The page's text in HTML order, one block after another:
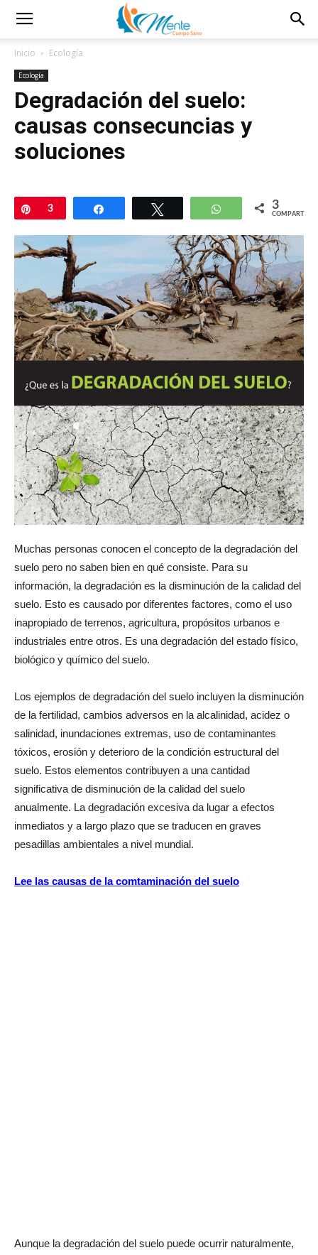
Inicio Ecología
Ecología
Degradación del suelo:
causas consecuncias y
soluciones
Pin
3 Compartir WhatsApp
3
COMPARTIR
Muchas personas conocen el concepto de la degradación del
suelo pero no saben bien en qué consiste. Para su
información, la degradación es la disminución de la calidad del
suelo. Esto es causado por diferentes factores, como el uso
inapropiado de terrenos, agricultura, propósitos urbanos e
industriales entre otros. Es una degradación del estado físico,
biológico y químico del suelo.
Los ejemplos de degradación del suelo incluyen la disminución
de la fertilidad, cambios adversos en la alcalinidad, acidez o
salinidad, inundaciones extremas, uso de contaminantes
tóxicos, erosión y deterioro de la condición estructural del
suelo. Estos elementos contribuyen a una cantidad
significativa de disminución de la calidad del suelo
anualmente. La degradación excesiva da lugar a efectos
inmediatos y a largo plazo que se traducen en graves
pesadillas ambientales a nivel mundial.
Lee las causas de la comtaminación del suelo
Aunque la degradación del suelo puede ocurrir naturalmente,